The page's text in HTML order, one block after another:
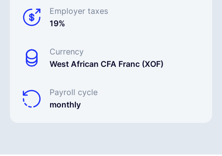
Employer taxes
19%
Currency
West African CFA Franc (XOF)
Payroll cycle
monthly